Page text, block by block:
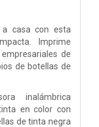
a casa con esta
Imprime
de
de botellas de
inalámbrica
en color con
de tinta negra